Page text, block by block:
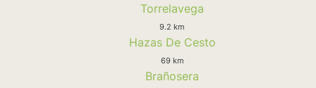
Torrelavega
9.2 km
Hazas De Cesto
69 km
Brañosera